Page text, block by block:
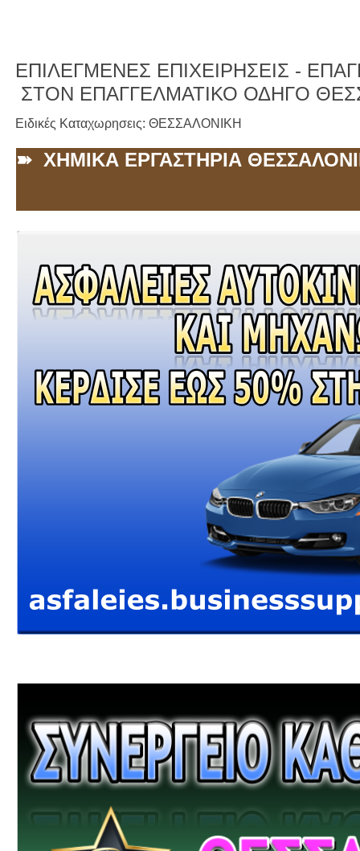
ΕΠΙΛΕΓΜΕΝΕΣ ΕΠΙΧΕΙΡΗΣΕΙΣ -
ΣΤΟΝ ΕΠΑΓΓΕΛΜΑΤΙΚΟ ΟΔΗΓΟ
Ειδικές Καταχωρησεις: ΘΕΣΣΑΛΟΝΙΚΗ
➽ ΧΗΜΙΚΑ ΕΡΓΑΣΤΗΡΙΑ